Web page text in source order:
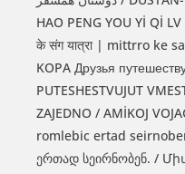
HAO PENG YOU Yİ Qİ LV
के संग यात्रा | mittrro ke
KOPA Друзья
PUTESHESTVUJUT
ZAJEDNO / AMİKOJ
romlebic ertad
ერთად სეირნობენ. /